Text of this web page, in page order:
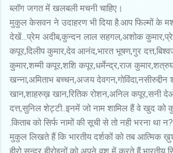
ब्लॉग जगत में खलबली मचनी चाहिए।
मुकुल केसवन ने उदाहरण भी दिया है.आप फिल्मों के
देखें...प्रेम अदीब,कुन्दन लाल सहगल,अशोक
कपूर,दिलीप कुमार,देव आनंद,भारत भूषण,गुर
कुमार,शम्मी कपूर,शशि कपूर,धर्मेन्द्र,राज
खन्ना,अमिताभ बच्चन,अजय देवगन,गोविंदा,नसीरुद्दीन
खान,शाहरुख़ खान,रितिक रोशन,अनिल कपूर,सनी
दत्त,सुनिल शेट्टी..इनमें जो नाम शामिल हैं वे खुद
.किताब को सिर्फ नामों की सूची से तो नही भरना था न?
मुकुल लिखते हैं कि भारतीय दर्शकों को तब आत्मिक